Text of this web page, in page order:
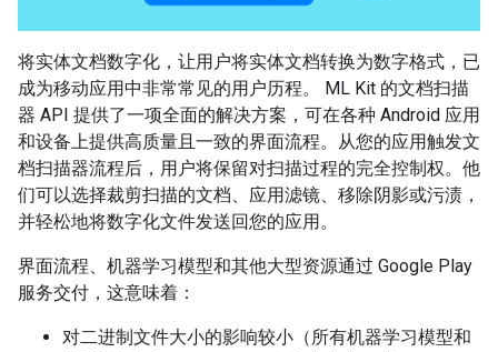
将实体文档数字化，让用户将实体文档转换为数字格式，已
成为移动应用中非常常见的用户历程。 ML Kit 的文档扫描
器 API 提供了一项全面的解决方案，可在各种 Android 应用
和设备上提供高质量且一致的界面流程。从您的应用触发文
档扫描器流程后，用户将保留对扫描过程的完全控制权。他
们可以选择裁剪扫描的文档、应用滤镜、移除阴影或污渍，
并轻松地将数字化文件发送回您的应用。
界面流程、机器学习模型和其他大型资源通过 Google Play
服务交付，这意味着：
对二进制文件大小的影响较小（所有机器学习模型和